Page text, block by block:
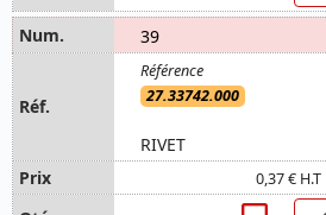
39
27.33742.000
RIVET
0,37 € H.T